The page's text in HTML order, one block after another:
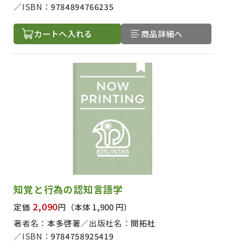
ISBN：9784894766235
カートへ入れる 商品詳細へ
知覚と行為の認知言語学
定価 2,090円 （本体 1,900 円）
著者名： 本多啓著 出版社名： 開拓社
ISBN：9784758925419